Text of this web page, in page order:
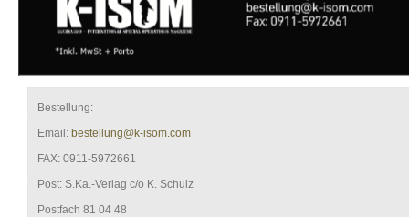
Bestellung:
Email: bestellung@k-isom.com
FAX: 0911-5972661
Post: S.Ka.-Verlag c/o K. Schulz
Postfach 81 04 48